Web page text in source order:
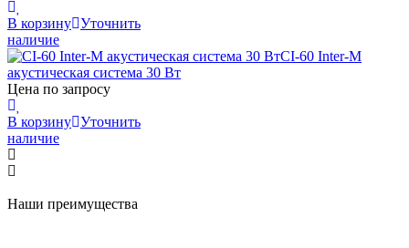
В корзину Уточнить
наличие
CI-60 Inter-M
акустическая система 30 Вт
Цена по запросу
В корзину Уточнить
наличие
Наши преимущества